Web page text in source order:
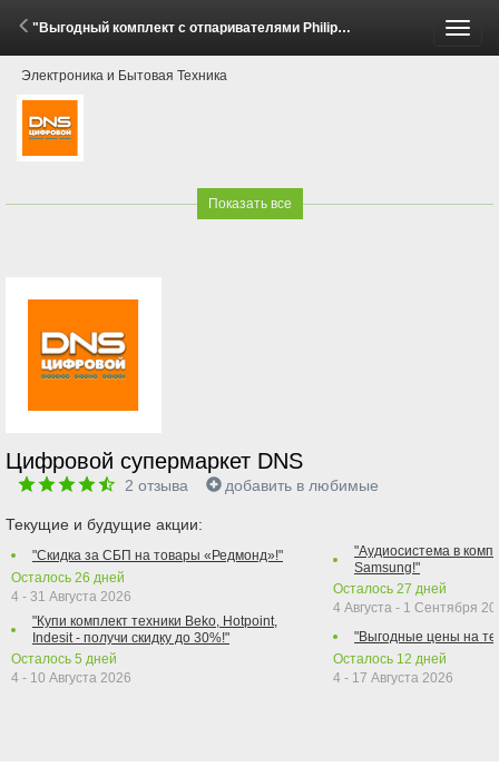
"Выгодный комплект с отпаривателями Philips!" (30 Апреля - 31 Мая 2026)
Электроника и Бытовая Техника
Показать все
Цифровой супермаркет DNS
2 отзыва добавить в любимые
Текущие и будущие акции:
"Скидка за СБП на товары «Редмонд»!"
Осталось 26 дней
4 - 31 Августа 2026
"Купи комплект техники Beko, Hotpoint,
Indesit - получи скидку до 30%!"
Осталось 5 дней
4 - 10 Августа 2026
"Аудиосистема в
Samsung!"
Осталось 27 дней
4 Августа - 1 Сентября
"Выгодные цены на
Осталось 12 дней
4 - 17 Августа 2026